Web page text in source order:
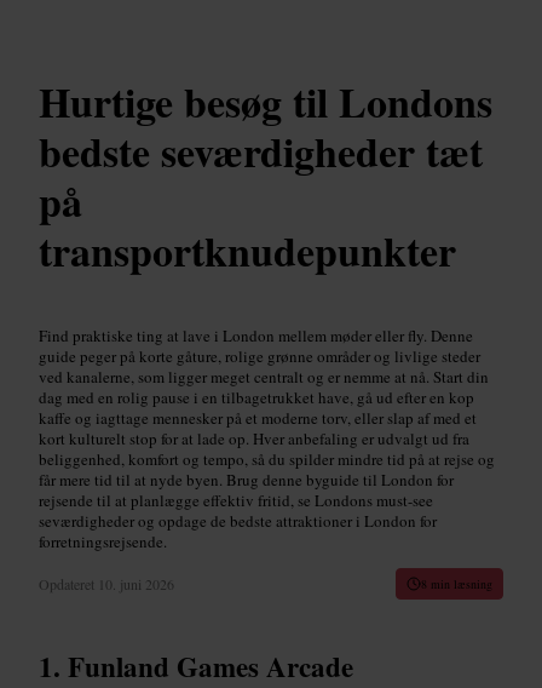
Hurtige besøg til Londons
bedste seværdigheder tæt
på
transportknudepunkter
Find praktiske ting at lave i London mellem møder eller fly. Denne
guide peger på korte gåture, rolige grønne områder og livlige steder
ved kanalerne, som ligger meget centralt og er nemme at nå. Start din
dag med en rolig pause i en tilbagetrukket have, gå ud efter en kop
kaffe og iagttage mennesker på et moderne torv, eller slap af med et
kort kulturelt stop for at lade op. Hver anbefaling er udvalgt ud fra
beliggenhed, komfort og tempo, så du spilder mindre tid på at rejse og
får mere tid til at nyde byen. Brug denne byguide til London for
rejsende til at planlægge effektiv fritid, se Londons must-see
seværdigheder og opdage de bedste attraktioner i London for
forretningsrejsende.
Opdateret 10. juni 2026 8 min læsning
Funland Games Arcade